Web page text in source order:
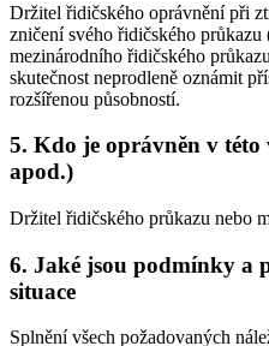
Držitel řidičského oprávnění při
zničení svého řidičského
mezinárodního řidičského
skutečnost neprodleně oznámit
rozšířenou působností.
5. Kdo je oprávněn v této
apod.)
Držitel řidičského průkazu nebo
6. Jaké jsou podmínky a
situace
Splnění všech požadovaných